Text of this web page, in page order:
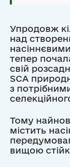
Упродовж
над
тепер
свій
SCA
з
Тому
містить
вищою